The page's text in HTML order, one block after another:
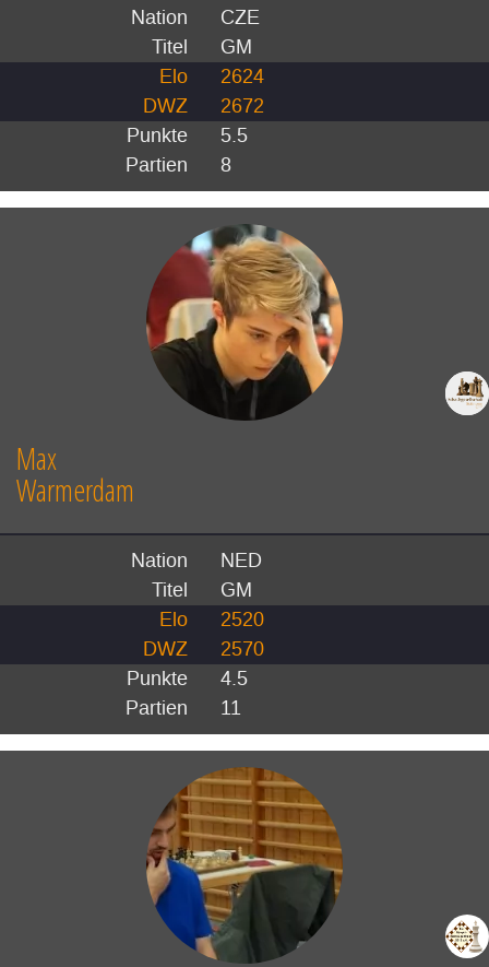
Nation
CZE
Titel
GM
Elo
2624
DWZ
2672
Punkte
5.5
Partien
8
Max
Warmerdam
Nation
NED
Titel
GM
Elo
2520
DWZ
2570
Punkte
4.5
Partien
11